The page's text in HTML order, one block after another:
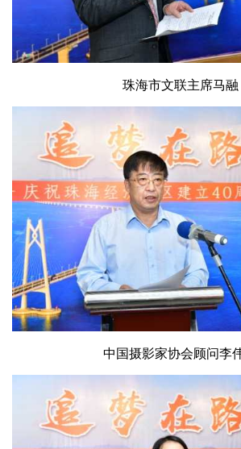
珠海市文联主席马融
中国摄影家协会顾问李